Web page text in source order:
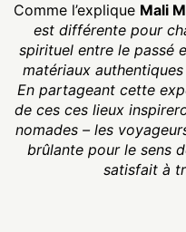
Comme l’explique Mali
est différente pour
spirituel entre le passé
matériaux
En partageant cette
de ces ces lieux
nomades – les
brûlante pour le sens
satisfait à